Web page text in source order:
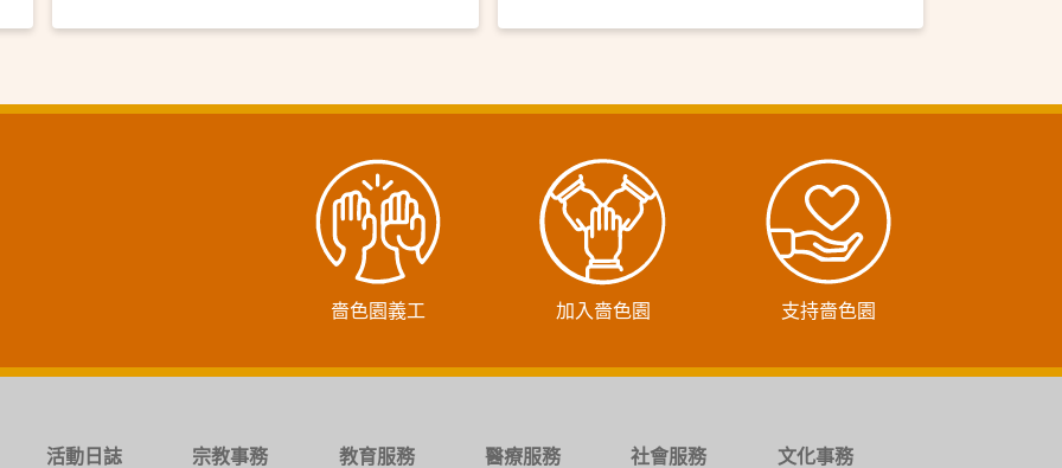
嗇色園義工 加入嗇色園 支持嗇色園
活動日誌
宗教事務
教育服務
醫療服務
社會服務
文化事務